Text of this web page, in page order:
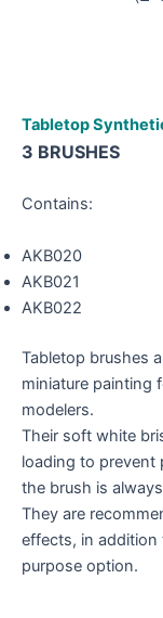
Tabletop
3 BRUSHES
Contains:
AKB020
AKB021
AKB022
Tabletop brushes
miniature painting
modelers.
Their soft white
loading to prevent
the brush is
They are
effects, in addition
purpose option.